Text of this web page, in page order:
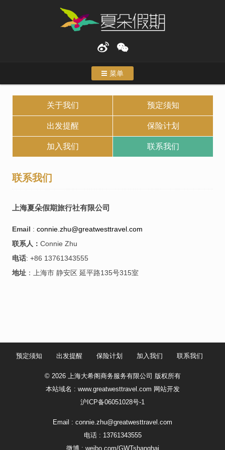
菜单
首页
关于我们
关于我们 预定须知
出发提醒 保险计划
加入我们 联系我们
联系我们
上海夏朵假期旅行社有限公司
Email : connie.zhu@greatwesttravel.com
联系人： Connie Zhu
电话: +86 13761343555
地址 ：上海市 静安区 延平路135号315室
预定须知 出发提醒 保险计划 加入我们 联系我们
© 2026 上海大希阁商务服务有限公司 版权所有
本站域名 : www.greatwesttravel.com 网站开发
沪ICP备06051028号-1
Email : connie.zhu@greatwesttravel.com
电话 : 13761343555
微博 : weibo.com/GWTshanghai